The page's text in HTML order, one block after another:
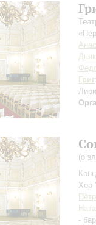
Григ
(о
Хор
-